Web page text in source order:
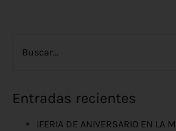
Entradas recientes
¡FERIA DE ANIVERSARIO EN LA